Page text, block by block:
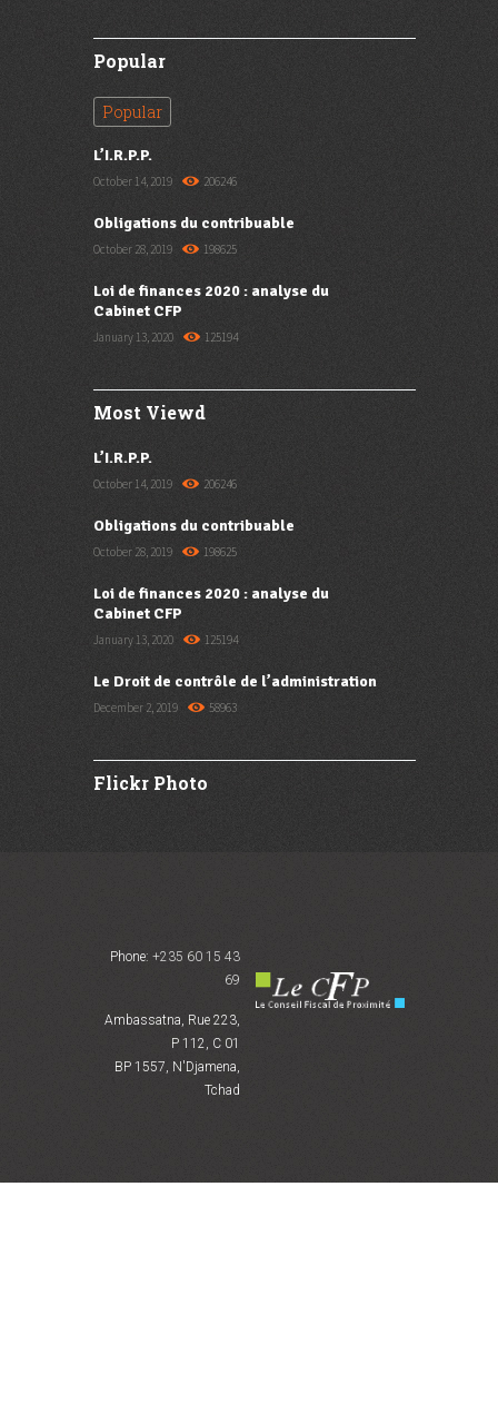
Popular
Popular
L’I.R.P.P.
October 14, 2019 206246
Obligations du contribuable
October 28, 2019 198625
Loi de finances 2020 : analyse du
Cabinet CFP
January 13, 2020 125194
Most Viewd
L’I.R.P.P.
October 14, 2019 206246
Obligations du contribuable
October 28, 2019 198625
Loi de finances 2020 : analyse du
Cabinet CFP
January 13, 2020 125194
Le Droit de contrôle de l’administration
December 2, 2019 58963
Flickr Photo
Phone: +235 60 15 43
69
Ambassatna, Rue 223,
P 112, C 01
BP 1557, N'Djamena,
Tchad